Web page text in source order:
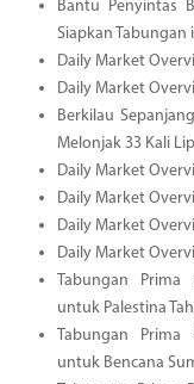
Bantu Penyintas
Siapkan Tabungan
Daily Market
Daily Market
Berkilau
Melonjak 33 Kali
Daily Market
Daily Market
Daily Market
Daily Market
Tabungan Prima
untuk Palestina
Tabungan Prima
untuk Bencana